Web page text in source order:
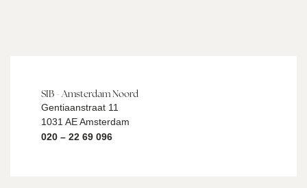
SIB - Amsterdam Noord
Gentiaanstraat 11
1031 AE Amsterdam
020 – 22 69 096